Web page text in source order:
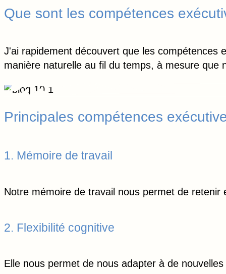
Que sont les compétences
J'ai rapidement découvert que les compétences
manière naturelle au fil du temps, à mesure que
Principales compétences
1. Mémoire de travail
Notre mémoire de travail nous permet de
2. Flexibilité cognitive
Elle nous permet de nous adapter à de